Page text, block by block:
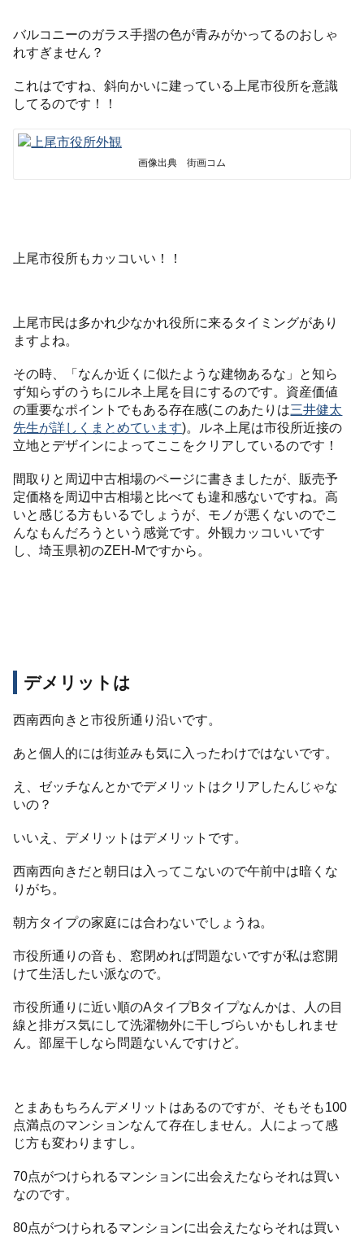
バルコニーのガラス手摺の色が青みがかってるのおしゃ
れすぎません？
これはですね、斜向かいに建っている上尾市役所を意識
してるのです！！
画像出典 街画コム
上尾市役所もカッコいい！！
上尾市民は多かれ少なかれ役所に来るタイミングがあり
ますよね。
その時、「なんか近くに似たような建物あるな」と知ら
ず知らずのうちにルネ上尾を目にするのです。資産価値
の重要なポイントでもある存在感(このあたりは三井健太
先生が詳しくまとめています)。ルネ上尾は市役所近接の
立地とデザインによってここをクリアしているのです！
間取りと周辺中古相場のページに書きましたが、販売予
定価格を周辺中古相場と比べても違和感ないですね。高
いと感じる方もいるでしょうが、モノが悪くないのでこ
んなもんだろうという感覚です。外観カッコいいです
し、埼玉県初のZEH-Mですから。
デメリットは
西南西向きと市役所通り沿いです。
あと個人的には街並みも気に入ったわけではないです。
え、ゼッチなんとかでデメリットはクリアしたんじゃな
いの？
いいえ、デメリットはデメリットです。
西南西向きだと朝日は入ってこないので午前中は暗くな
りがち。
朝方タイプの家庭には合わないでしょうね。
市役所通りの音も、窓閉めれば問題ないですが私は窓開
けて生活したい派なので。
市役所通りに近い順のAタイプBタイプなんかは、人の目
線と排ガス気にして洗濯物外に干しづらいかもしれませ
ん。部屋干しなら問題ないんですけど。
とまあもちろんデメリットはあるのですが、そもそも100
点満点のマンションなんて存在しません。人によって感
じ方も変わりますし。
70点がつけられるマンションに出会えたならそれは買い
なのです。
80点がつけられるマンションに出会えたならそれは買い